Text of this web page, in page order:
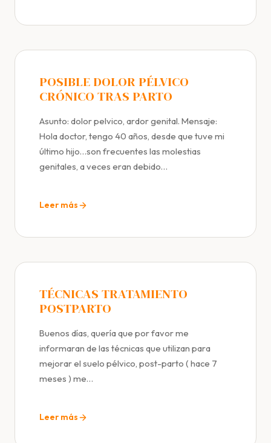
POSIBLE DOLOR PÉLVICO
CRÓNICO TRAS PARTO
Asunto: dolor pelvico, ardor genital. Mensaje:
Hola doctor, tengo 40 años, desde que tuve mi
último hijo…son frecuentes las molestias
genitales, a veces eran debido…
Leer más
TÉCNICAS TRATAMIENTO
POSTPARTO
Buenos días, quería que por favor me
informaran de las técnicas que utilizan para
mejorar el suelo pélvico, post-parto ( hace 7
meses ) me…
Leer más